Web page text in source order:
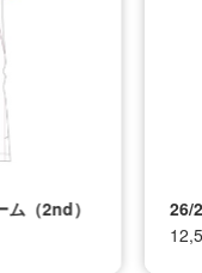
（2nd）
26/